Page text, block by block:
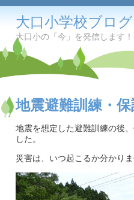
大口小学校ブログ
大口小の「今」を発信します！
地震避難訓練・
地震を想定した避難訓練の後
した。
災害は、いつ起こるか分かりま